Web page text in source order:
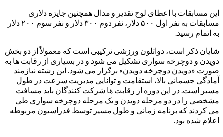
این مسابقات با اعطای لوح تقدیر و مدال همچنین جایزه دلاری
مسابقات به نفر اول ۵۰۰ دلار، نفر دوم ۳۰۰ دلار و نفر سوم ۲۰۰ دلار
به اتمام رسید.
شایان ذکر است، دواتلون ورزشی ترکیبی است که معمولاً از دو بخش
دویدن و دوچرخه سواری تشکیل می شود و در بسیاری از رقابت ها به
صورت «دویدن دوچرخه دویدن» برگزار می شود. این رشته نیازمند
آمادگی جسمانی بالا، استقامت و توانایی مدیریت سرعت در طول
مسیر است. در این دوره از رقابت ها شرکت کنندگان باید مسافت
مشخصی را در دو مرحله دویدن و یک مرحله دوچرخه سواری طی
می کردند که برنامه زمانی و طول مسیر توسط فدراسیون مربوطه
اعلام شده بود.